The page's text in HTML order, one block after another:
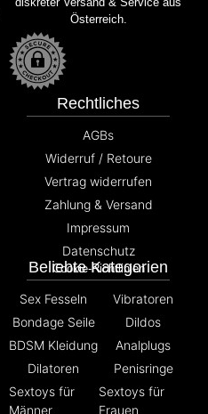
Österreich.
Beliebte Kategorien
Sex Fesseln
Bondage Seile
BDSM Kleidung
Dilatoren
Sextoys für
Männer
Vibratoren
Dildos
Analplugs
Penisringe
Sextoys für
Frauen
Rechtliches
AGBs
Widerruf / Retoure
Vertrag widerrufen
Zahlung & Versand
Impressum
Datenschutz
Cookie-Richtlinien